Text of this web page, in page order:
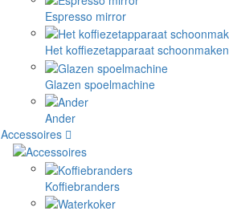
Espresso mirror
Het koffiezetapparaat schoonmaken
Glazen spoelmachine
Ander
Accessoires
Koffiebranders